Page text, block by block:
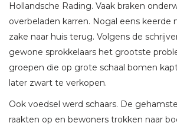
Hollandsche Rading. Vaak braken
overbeladen karren. Nogal eens keerde
zake naar huis terug. Volgens de
gewone sprokkelaars het grootste
groepen die op grote schaal bomen
later zwart te verkopen.
Ook voedsel werd schaars. De
raakten op en bewoners trokken naar